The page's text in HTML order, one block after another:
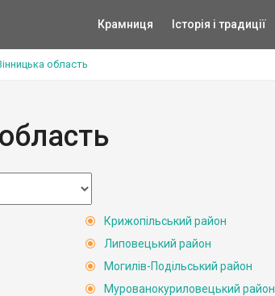
Крамниця Історія і традиції
область
Крижопільський район
Липовецький район
Могилів-Подільський район
Мурованокуриловецький район